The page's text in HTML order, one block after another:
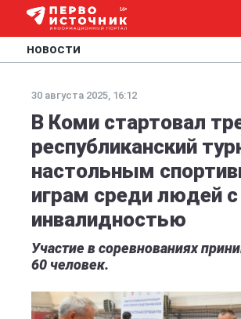
НОВОСТИ
30 августа 2025, 16:12
В Коми стартовал
республиканский
настольным
играм среди людей с
инвалидностью
Участие в соревнованиях
60 человек.